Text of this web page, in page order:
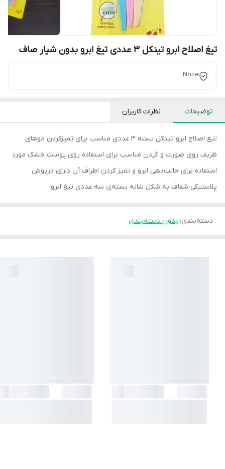
تیغ اصلاح ابرو تینکل 3 عددی تیغ ابرو بدون شیار صاف
None
توضیحات نظرات کاربران
تیغ اصلاح ابرو تینکل بسته 3 عددی مناسب برای تمیزکردن موهای
ظربف روی صورت و گردن مناسب برای استفاده روی پوست خشک مورد
استفاده برای حالت‌دهی ابرو و تمیز کردن اطراف آن دارای درپوش
پلاستیکی شفاف به شکل شانه بسته‌ی سه عددی تیغ ابرو
دسته‌بندی: بدون دسته‌بندی